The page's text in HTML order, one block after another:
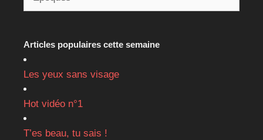
Articles populaires cette semaine
Les yeux sans visage
Hot vidéo n°1
T’es beau, tu sais !